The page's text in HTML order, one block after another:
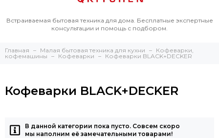
Встраиваемая бытовая техника для дома. Бесплатные экспертные
консультации и помощь с подбором.
Главная Малая бытовая техника для кухни
Кофеварки,
кофемашины
Кофеварки Кофеварки BLACK+DECKER
Кофеварки BLACK+DECKER
В данной категории пока пусто. Совсем скоро
мы наполним её замечательными товарами!